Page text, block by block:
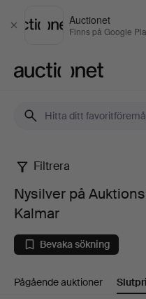
Stäng
Auctionet
Finns på Google
Nysilver
på
Sydost
Filtrera
Nysilver på
Kalmar
Bevaka sökning
Pågående auktioner